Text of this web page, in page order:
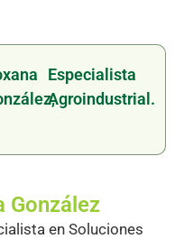
Especialista
Agroindustrial.
González
en Soluciones